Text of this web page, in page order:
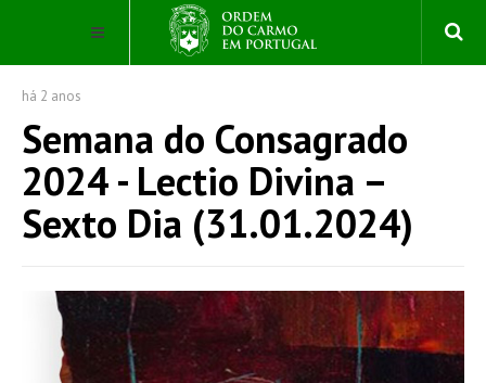
há 2 anos
Semana do Consagrado
2024 - Lectio Divina –
Sexto Dia (31.01.2024)